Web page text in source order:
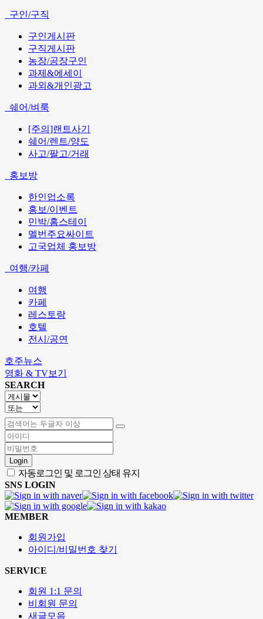
구인/구직
구인게시판
구직게시판
농장/공장구인
과제&에세이
과외&개인광고
쉐어/벼룩
[주의]랜트사기
쉐어/렌트/양도
사고/팔고/거래
홍보방
한인업소록
홍보/이벤트
민박/홈스테이
멜번주요싸이트
고국업체 홍보방
여행/카페
여행
카페
레스토랑
호텔
전시/공연
호주뉴스
영화 & TV보기
SEARCH
Login
자동로그인 및 로그인 상태 유지
SNS LOGIN
MEMBER
회원가입
아이디/비밀번호 찾기
SERVICE
회원 1:1 문의
비회원 문의
새글모음